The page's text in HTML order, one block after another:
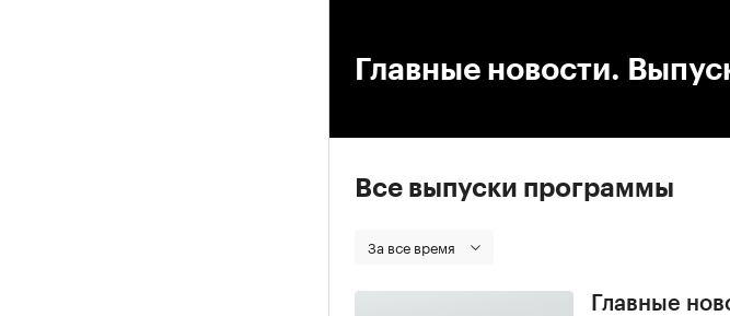
Главные новости.
Все выпуски программы
За все время
Главные